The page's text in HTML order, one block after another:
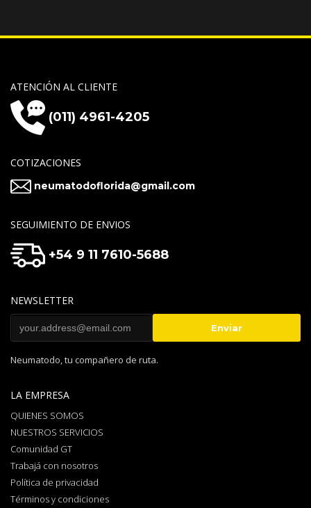
ATENCIÓN AL CLIENTE
(011) 4961-4205
COTIZACIONES
neumatodoflorida@gmail.com
SEGUIMIENTO DE ENVIOS
+54 9 11 7610-5688
NEWSLETTER
Neumatodo, tu compañero de ruta.
LA EMPRESA
QUIENES SOMOS
NUESTROS SERVICIOS
Comunidad GT
Trabajá con nosotros
Política de privacidad
Términos y condiciones